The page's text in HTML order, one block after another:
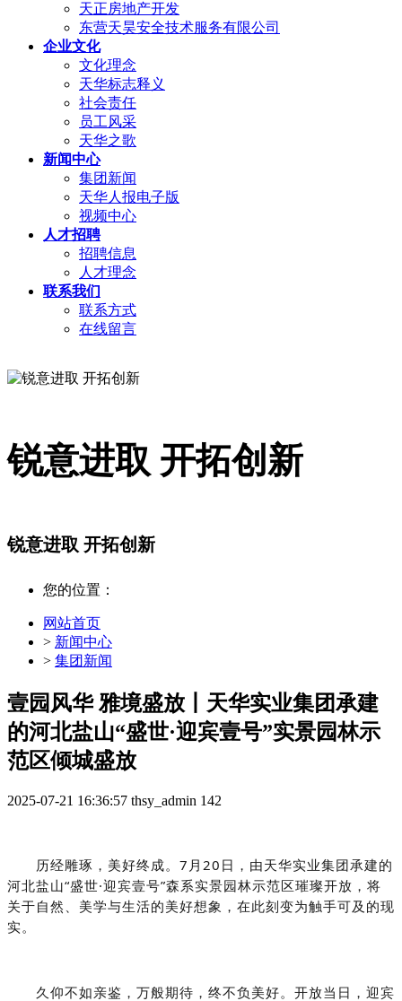
天正房地产开发
东营天昊安全技术服务有限公司
企业文化
文化理念
天华标志释义
社会责任
员工风采
天华之歌
新闻中心
集团新闻
天华人报电子版
视频中心
人才招聘
招聘信息
人才理念
联系我们
联系方式
在线留言
锐意进取 开拓创新
锐意进取 开拓创新
您的位置：
网站首页
> 新闻中心
> 集团新闻
壹园风华 雅境盛放丨天华实业集团承建
的河北盐山“盛世·迎宾壹号”实景园林示
范区倾城盛放
2025-07-21 16:36:57 thsy_admin 142
历经雕琢，美好终成。 7月20日， 由天华实业集团承建的
河北盐山“盛世·迎宾壹号”森系实景园林示范区璀璨开放 ， 将
关于自然
美学与生活的美好想象，在此刻变为触手可及的现
实。
久仰不如亲鉴，万般期待，终不负美好。 开放当日，迎宾